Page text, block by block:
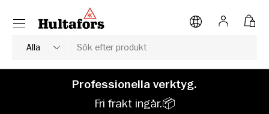
HOPPA TILL INNEHÅLL
Sök
Typ av produkt
Alla
Logga in
Meny
Professionella verktyg.
Fri frakt ingår.📦